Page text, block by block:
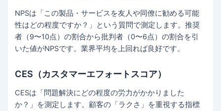
NPSは「この製品・サービスを友人や同僚に勧める可能
性はどの程度ですか？」という質問で測定します。推奨
者（9〜10点）の割合から批判者（0〜6点）の割合を引
いた値がNPSです。業界平均を上回れば良好です。
CES（カスタマーエフォートスコア）
CESは「問題解決にどの程度の労力がかかりました
か？」を測定します。顧客の「ラクさ」を重視する指標